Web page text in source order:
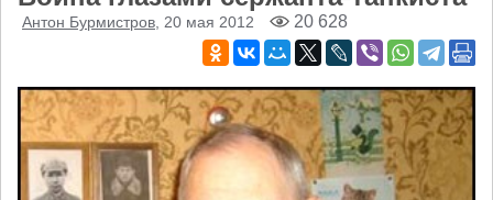
Антон Бурмистров , 20 мая 2012 20 628